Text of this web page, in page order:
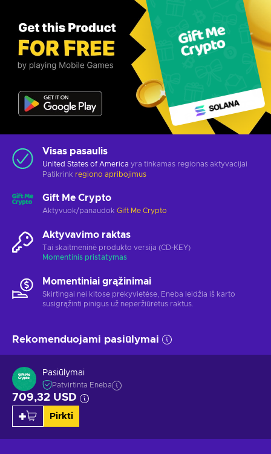
Visas pasaulis
United States of America yra tinkamas regionas aktyvacijai
Patikrink regiono apribojimus
Gift Me Crypto
Aktyvuok/panaudok Gift Me Crypto
Aktyvavimo raktas
Tai skaitmeninė produkto versija (CD-KEY)
Momentinis pristatymas
Momentiniai grąžinimai
Skirtingai nei kitose prekyvietėse, Eneba leidžia iš karto
susigrąžinti pinigus už neperžiūrėtus raktus.
Rekomenduojami pasiūlymai
Pasiūlymai
Patvirtinta Eneba
709,32 USD
Pirkti